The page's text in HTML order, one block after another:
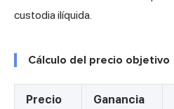
custodia ilíquida.
Cálculo del precio objetivo
Precio
Ganancia